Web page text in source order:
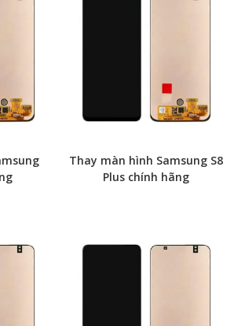
Thay màn hình Samsung S8
Plus chính hãng